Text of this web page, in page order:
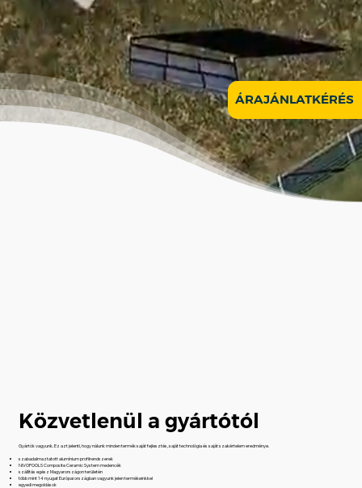
Közvetlenül a gyártótól
Gyártók vagyunk. Ez azt jelenti, hogy nálunk minden termék saját fejlesztés, saját technológia és saját szakértelem eredménye.
szabadalmaztatott alumínium profilrendszerek
NIVOPOOLS Composite Ceramic System medencék
szállítás egész Magyarországon területén
több mint 14 nyugat Európai országban vagyunk jelen termékeinkkel
egyedi megoldások
ÁRAJÁNLATKÉRÉS